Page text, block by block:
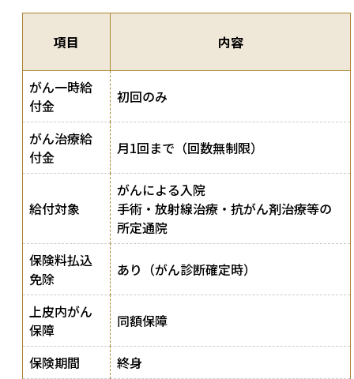
項目 内容
がん一時給
付金
初回のみ
がん治療給
付金
月1回まで（回数無制限）
給付対象
がんによる入院
手術・放射線治療・抗がん剤治療等の
所定通院
保険料払込
免除
あり（がん診断確定時）
上皮内がん
保障
同額保障
保険期間
終身